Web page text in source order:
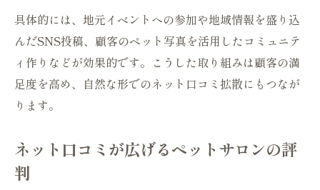
具体的には、地元イベントへの参加や地域情報を盛り込
んだSNS投稿、顧客のペット写真を活用したコミュニテ
ィ作りなどが効果的です。こうした取り組みは顧客の満
足度を高め、自然な形でのネット口コミ拡散にもつなが
ります。
ネット口コミが広げるペットサロンの評
判